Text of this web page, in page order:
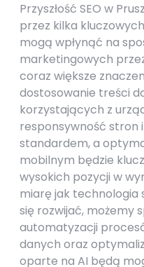
Przyszłość SEO w
przez kilka
mogą wpłynąć na
marketingowych
coraz większe
dostosowanie treści
korzystających z
responsywność stron
standardem, a
mobilnym będzie
wysokich pozycji w
miarę jak technologia
się rozwijać, możemy
automatyzacji
danych oraz
oparte na AI będą